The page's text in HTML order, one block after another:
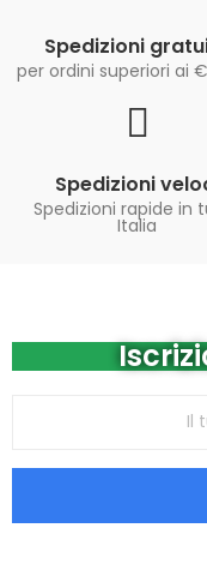
Spedizioni
per ordini superiori ai €
Spedizioni
Spedizioni rapide in
Italia